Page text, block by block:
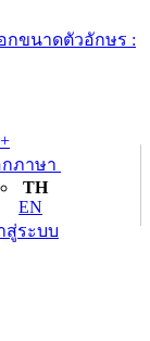
กขนาดตัวอักษร :
กภาษา
TH
EN
สู่ระบบ